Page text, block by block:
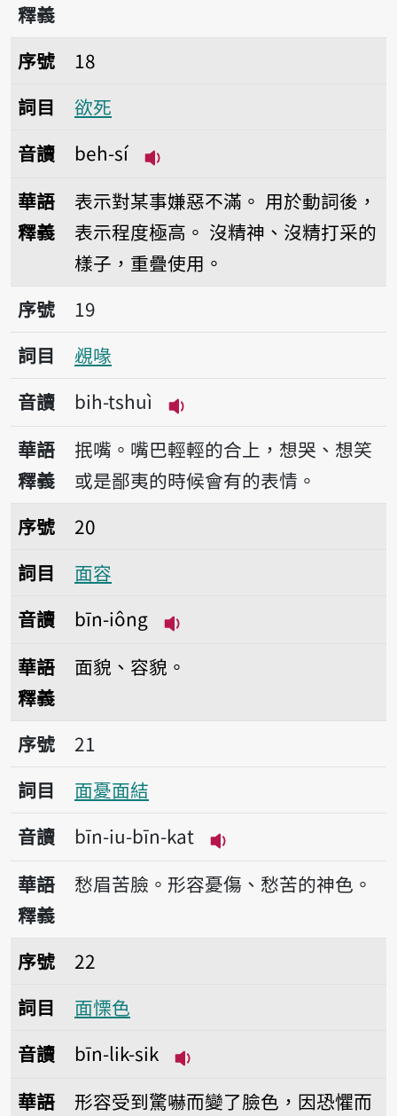
釋義
序號18欲死
序號
18
詞目
欲死
音讀
beh-sí
華語
釋義
表示對某事嫌惡不滿。 用於動詞後，
表示程度極高。 沒精神、沒精打采的
樣子，重疊使用。
序號19覕喙
序號
19
詞目
覕喙
音讀
bih-tshuì
播放音讀bih-tshuì
華語
釋義
抿嘴。嘴巴輕輕的合上，想哭、想笑
或是鄙夷的時候會有的表情。
序號20面容
序號
20
詞目
面容
音讀
bīn-iông
華語
釋義
面貌、容貌。
序號21面憂面結
序號
21
詞目
面憂面結
音讀
bīn-iu-bīn-kat
播放音讀bīn-iu-bīn-
華語
釋義
愁眉苦臉。形容憂傷、愁苦的神色。
序號22面慄色
序號
22
詞目
面慄色
音讀
bīn-lik-sik
華語
形容受到驚嚇而變了臉色，因恐懼而